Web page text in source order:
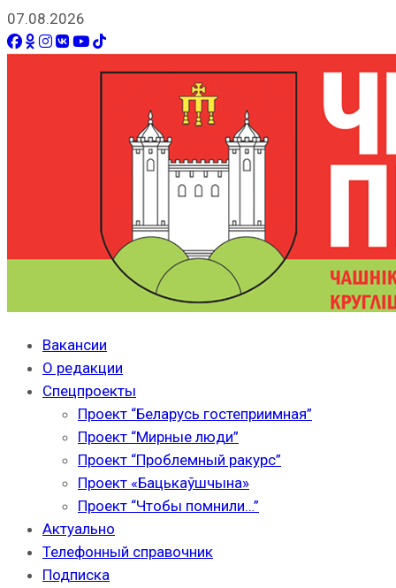
07.08.2026
Вакансии
О редакции
Спецпроекты
Проект “Беларусь гостеприимная”
Проект “Мирные люди”
Проект “Проблемный ракурс”
Проект «Бацькаўшчына»
Проект “Чтобы помнили…”
Актуально
Телефонный справочник
Подписка